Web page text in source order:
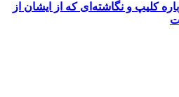
کلیپ و نگاشته‌ای که از ایشان از